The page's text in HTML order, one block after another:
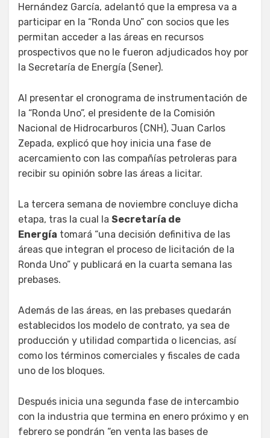
Hernández García, adelantó que la empresa va a
participar en la “Ronda Uno” con socios que les
permitan acceder a las áreas en recursos
prospectivos que no le fueron adjudicados hoy por
la Secretaría de Energía (Sener).
Al presentar el cronograma de instrumentación de
la “Ronda Uno”, el presidente de la Comisión
Nacional de Hidrocarburos (CNH), Juan Carlos
Zepada, explicó que hoy inicia una fase de
acercamiento con las compañías petroleras para
recibir su opinión sobre las áreas a licitar.
La tercera semana de noviembre concluye dicha
etapa, tras la cual la Secretaría de
Energía tomará “una decisión definitiva de las
áreas que integran el proceso de licitación de la
Ronda Uno” y publicará en la cuarta semana las
prebases.
Además de las áreas, en las prebases quedarán
establecidos los modelo de contrato, ya sea de
producción y utilidad compartida o licencias, así
como los términos comerciales y fiscales de cada
uno de los bloques.
Después inicia una segunda fase de intercambio
con la industria que termina en enero próximo y en
febrero se pondrán “en venta las bases de